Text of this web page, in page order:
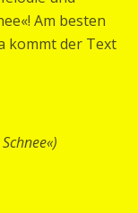
Am besten
kommt der Text